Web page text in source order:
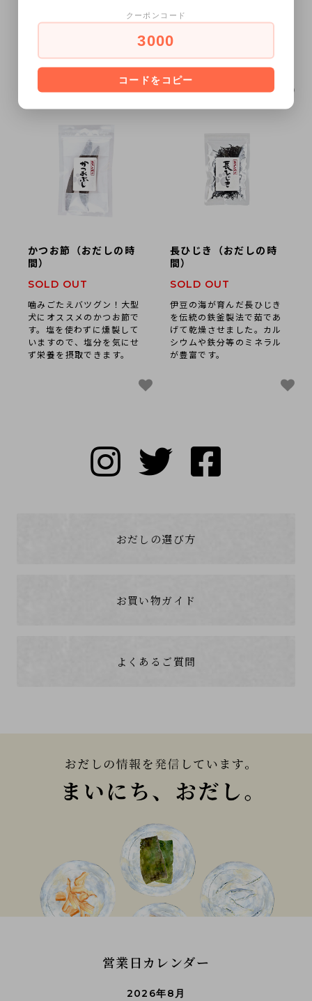
製です。香ばしく噛みごた
えがありますので、大型犬
です。真水で茹でることを
繰り返し、塩分を抜いてい
ます。小さいので、小型犬
でも食べやすいサイズで
す。
かつお節（おだしの時
間）
SOLD OUT
噛みごたえバツグン！大型
犬にオススメのかつお節で
す。塩を使わずに燻製して
いますので、塩分を気にせ
ず栄養を摂取できます。
長ひじき（おだしの時
間）
SOLD OUT
伊豆の海が育んだ長ひじき
を伝統の鉄釜製法で茹であ
げて乾燥させました。カル
シウムや鉄分等のミネラル
が豊富です。
おだしの選び方
お買い物ガイド
よくあるご質問
営業日カレンダー
2026年8月
クーポンコード
3000
コードをコピー